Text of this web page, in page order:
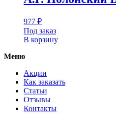
977 ₽
Под заказ
В корзину
Меню
Акции
Как заказать
Статьи
Отзывы
Контакты